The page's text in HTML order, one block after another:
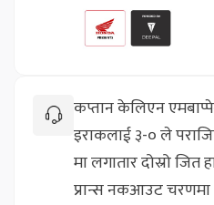
कप्तान केलिएन
इराकलाई ३-० ले
मा लगातार दोस्रो
प्रान्स नकआउट चरणमा